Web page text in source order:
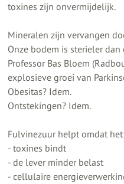
toxines zijn onvermijdelijk.
Mineralen zijn vervangen
Onze bodem is sterieler dan
Professor Bas Bloem
explosieve groei van
Obesitas? Idem.
Ontstekingen? Idem.
Fulvinezuur helpt omdat
- toxines bindt
- de lever minder belast
- cellulaire